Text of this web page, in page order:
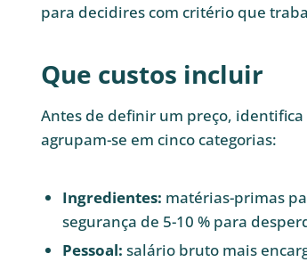
para decidires com critério que
Que custos incluir
Antes de definir um preço,
agrupam-se em cinco categorias:
Ingredientes: matérias-primas
segurança de 5-10 % para
Pessoal: salário bruto mais